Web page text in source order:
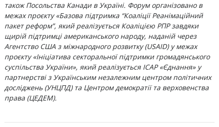
також Посольства Канади в Україні. Форум організовано в
межах проєкту «Базова підтримка “Коаліції Реанімаційний
пакет реформ”, який реалізується Коаліцією РПР завдяки
щирій підтримці американського народу, наданій через
Агентство США з міжнародного розвитку (USAID) у межах
проєкту «Ініціатива секторальної підтримки громадянського
суспільства України», який реалізується ІСАР «Єднання» у
партнерстві з Українським незалежним центром політичних
досліджень (УНЦПД) та Центром демократії та верховенства
права (ЦЕДЕМ).